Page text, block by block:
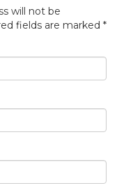
will not be
fields are marked *